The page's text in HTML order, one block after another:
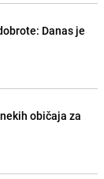
Danas je
običaja za